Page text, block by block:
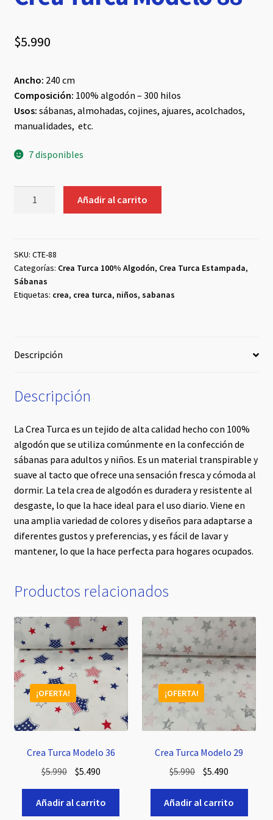
$5.990
Ancho: 240 cm
Composición: 100% algodón – 300 hilos
Usos: sábanas, almohadas, cojines, ajuares, acolchados,
manualidades, etc.
7 disponibles
cantidad
Añadir al carrito
SKU: CTE-88
Categorías: Crea Turca 100% Algodón, Crea Turca Estampada,
Sábanas
Etiquetas: crea, crea turca, niños, sabanas
Descripción
Descripción
La Crea Turca es un tejido de alta calidad hecho con 100%
algodón que se utiliza comúnmente en la confección de
sábanas para adultos y niños. Es un material transpirable y
suave al tacto que ofrece una sensación fresca y cómoda al
dormir. La tela crea de algodón es duradera y resistente al
desgaste, lo que la hace ideal para el uso diario. Viene en
una amplia variedad de colores y diseños para adaptarse a
diferentes gustos y preferencias, y es fácil de lavar y
mantener, lo que la hace perfecta para hogares ocupados.
Productos relacionados
Crea Turca Modelo 36
¡OFERTA!
$5.990 El
original
era:
$5.490El
actual
es:
Añadir al carrito
Crea Turca Modelo 29
¡OFERTA!
$5.990 El
original
era:
$5.490
actual
es:
Añadir al carrito